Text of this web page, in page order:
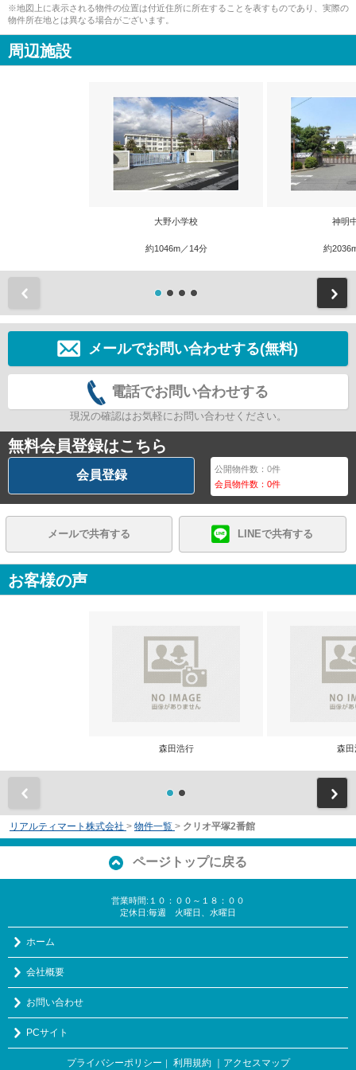
※地図上に表示される物件の位置は付近住所に所在することを表すものであり、実際の
物件所在地とは異なる場合がございます。
周辺施設
大野小学校
約1046m／14分
神明
約
メールでお問い合わせする(無料)
電話でお問い合わせする
現況の確認はお気軽にお問い合わせください。
無料会員登録はこちら
会員登録 公開物件数：0件
会員物件数：0件
メールで共有する LINEで共有する
お客様の声
森田浩行 森田
リアルティマート株式会社 > 物件一覧 > クリオ平塚2番館
ページトップに戻る
営業時間:１０：００～１８：００
定休日:毎週 火曜日、水曜日
ホーム
会社概要
お問い合わせ
PCサイト
プライバシーポリシー 利用規約 ｜アクセスマップ